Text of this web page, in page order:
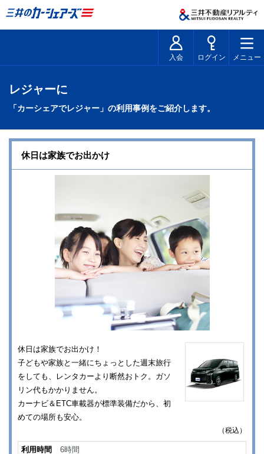
入会 ログイン メニュー
レジャーに
「カーシェアでレジャー」の利用事例をご紹介します。
休日は家族でお出かけ
休日は家族でお出かけ！
子どもや家族と一緒にちょっとした週末旅行
をしても、レンタカーより断然おトク。ガソ
リン代もかかりません。
カーナビ＆ETC車載器が標準装備だから、初
めての場所も安心。
（税込）
利用時間
6時間